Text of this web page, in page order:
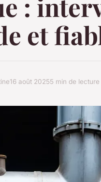
:
et
16 août 20255 min de lecture